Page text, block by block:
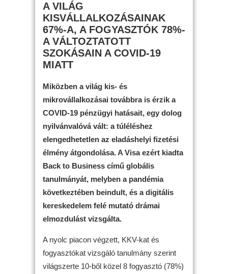
A VILÁG
KISVÁLLALKOZÁSAINAK
67%-A, A FOGYASZTÓK 78%-
A VÁLTOZTATOTT
SZOKÁSAIN A COVID-19
MIATT
Miközben a világ kis- és
mikrovállalkozásai továbbra is érzik a
COVID-19 pénzügyi hatásait, egy dolog
nyilvánvalóvá vált: a túléléshez
elengedhetetlen az eladáshelyi fizetési
élmény átgondolása. A Visa ezért kiadta
Back to Business című globális
tanulmányát, melyben a pandémia
következtében beindult, és a digitális
kereskedelem felé mutató drámai
elmozdulást vizsgálta.
A nyolc piacon végzett, KKV-kat és
fogyasztókat vizsgáló tanulmány szerint
világszerte 10-ből közel 8 fogyasztó (78%)